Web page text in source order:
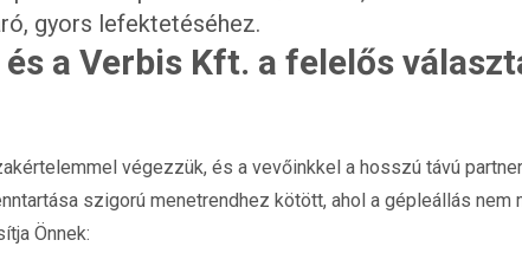
gyors lefektetéséhez.
a Verbis Kft. a felelős
végezzük, és a vevőinkkel a hosszú távú
szigorú menetrendhez kötött, ahol a gépleállás nem
Önnek: